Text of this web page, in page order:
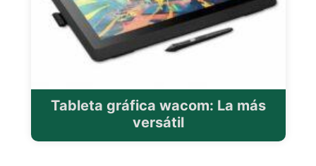
Tableta gráfica wacom: La más
versátil